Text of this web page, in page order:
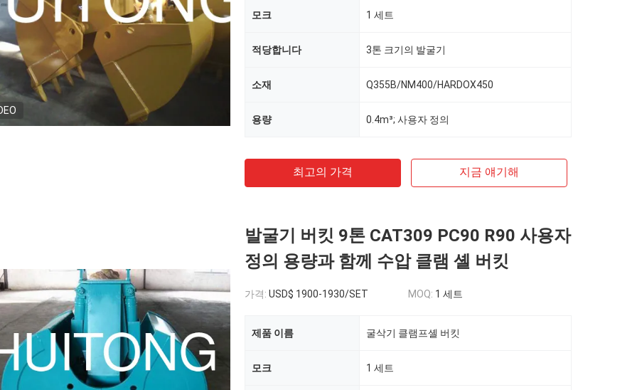
모크 1 세트
적당합니다 3톤 크기의 발굴기
소재 Q355B/NM400/HARDOX450
용량 0.4m³; 사용자 정의
최고의 가격 지금 얘기해
발굴기 버킷 9톤 CAT309 PC90 R90 사용자
정의 용량과 함께 수압 클램 셸 버킷
가격: USD$ 1900-1930/SET MOQ: 1 세트
제품 이름 굴삭기 클램프셸 버킷
모크 1 세트